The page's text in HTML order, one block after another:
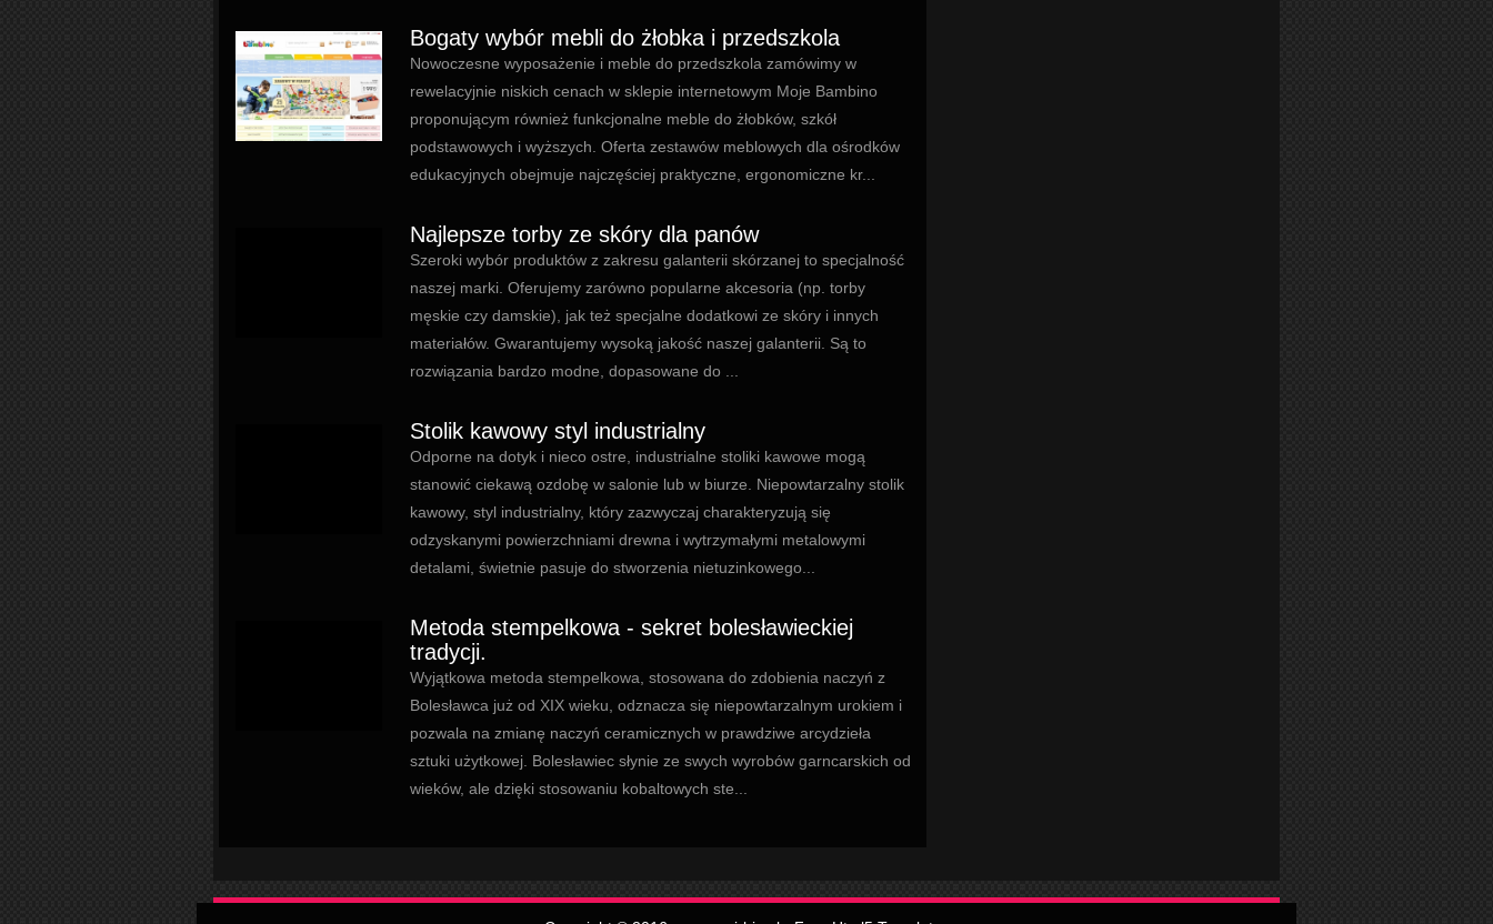
Bogaty wybór mebli do żłobka i przedszkola
Nowoczesne wyposażenie i meble do przedszkola zamówimy w
rewelacyjnie niskich cenach w sklepie internetowym Moje Bambino
proponującym również funkcjonalne meble do żłobków, szkół
podstawowych i wyższych. Oferta zestawów meblowych dla ośrodków
edukacyjnych obejmuje najczęściej praktyczne, ergonomiczne kr...
Najlepsze torby ze skóry dla panów
Szeroki wybór produktów z zakresu galanterii skórzanej to specjalność
naszej marki. Oferujemy zarówno popularne akcesoria (np. torby
męskie czy damskie), jak też specjalne dodatkowi ze skóry i innych
materiałów. Gwarantujemy wysoką jakość naszej galanterii. Są to
rozwiązania bardzo modne, dopasowane do ...
Stolik kawowy styl industrialny
Odporne na dotyk i nieco ostre, industrialne stoliki kawowe mogą
stanowić ciekawą ozdobę w salonie lub w biurze. Niepowtarzalny stolik
kawowy, styl industrialny, który zazwyczaj charakteryzują się
odzyskanymi powierzchniami drewna i wytrzymałymi metalowymi
detalami, świetnie pasuje do stworzenia nietuzinkowego...
Metoda stempelkowa - sekret bolesławieckiej
tradycji.
Wyjątkowa metoda stempelkowa, stosowana do zdobienia naczyń z
Bolesławca już od XIX wieku, odznacza się niepowtarzalnym urokiem i
pozwala na zmianę naczyń ceramicznych w prawdziwe arcydzieła
sztuki użytkowej. Bolesławiec słynie ze swych wyrobów garncarskich od
wieków, ale dzięki stosowaniu kobaltowych ste...